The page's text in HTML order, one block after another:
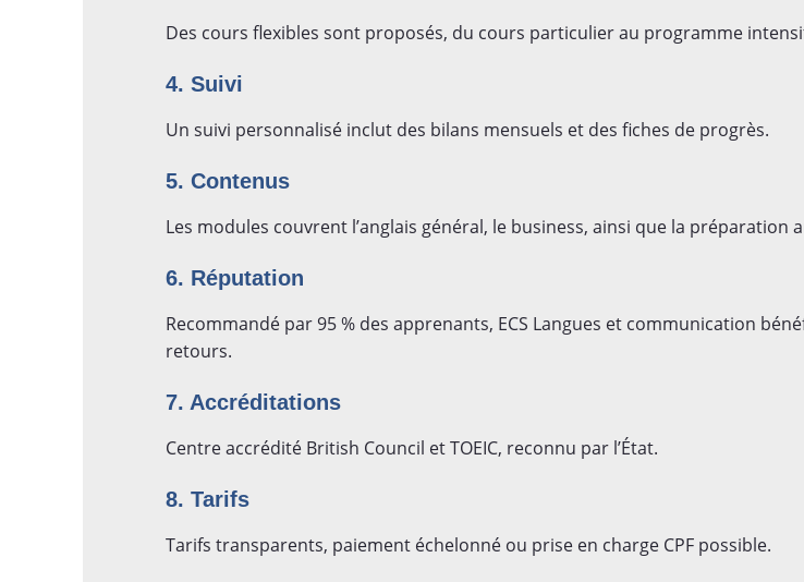
Des cours flexibles sont proposés, du cours particulier au programme
4. Suivi
Un suivi personnalisé inclut des bilans mensuels et des fiches de progrès.
5. Contenus
Les modules couvrent l’anglais général, le business, ainsi que la préparation
6. Réputation
Recommandé par 95 % des apprenants, ECS Langues et communication
retours.
7. Accréditations
Centre accrédité British Council et TOEIC, reconnu par l’État.
8. Tarifs
Tarifs transparents, paiement échelonné ou prise en charge CPF possible.